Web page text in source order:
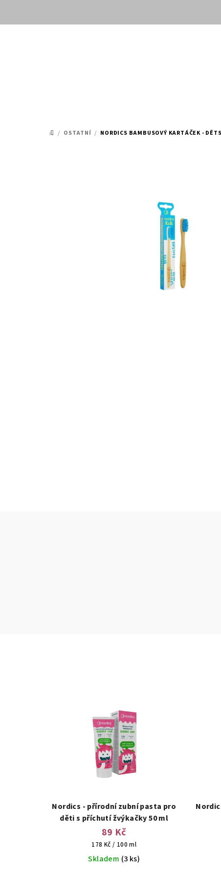
DOMŮ
/ OSTATNÍ / NORDICS BAMBUSOVÝ KARTÁČEK -
Nordics - přírodní zubní pasta pro
děti s příchutí žvýkačky 50 ml
89 Kč
Měrná
cena:
178 Kč / 100 ml
Skladem (3 ks)